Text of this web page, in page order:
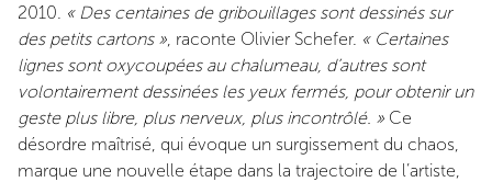
2010. « Des centaines de gribouillages sont dessinés sur
des petits cartons » , raconte Olivier Schefer. « Certaines
lignes sont oxycoupées au chalumeau, d’autres sont
volontairement dessinées les yeux fermés, pour obtenir un
geste plus libre, plus nerveux, plus incontrôlé. » Ce
désordre maîtrisé, qui évoque un surgissement du chaos,
marque une nouvelle étape dans la trajectoire de l’artiste,